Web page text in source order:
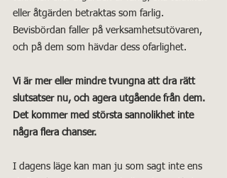
eller åtgärden betraktas som farlig.
Bevisbördan faller på verksamhetsutövaren,
och på dem som hävdar dess ofarlighet.
Vi är mer eller mindre tvungna att dra rätt
slutsatser nu, och agera utgående från dem.
Det kommer med största sannolikhet inte
några flera chanser.
I dagens läge kan man ju som sagt inte ens